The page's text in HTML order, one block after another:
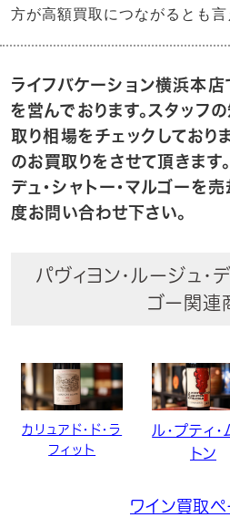
方が高額買取につながるとも言
ライフバケーション横浜本
を営んでおります。スタッフ
取り相場をチェックしており
のお買取りをさせて頂きます
デュ・シャトー・マルゴーを
度お問い合わせ下さい。
パヴィヨン・ルージュ・
ゴー関連
カリュアド・ド・ラ
フィット
ル・プティ・
トン
ワイン買取